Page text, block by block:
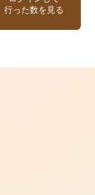
行った数を見る